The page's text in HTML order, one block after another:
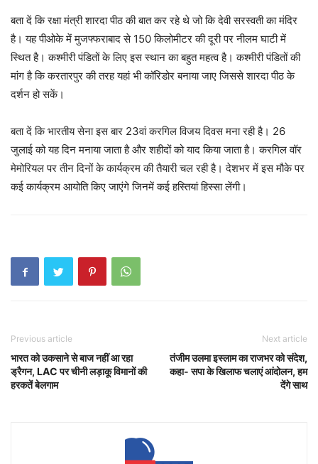
बता दें कि रक्षा मंत्री शारदा पीठ की बात कर रहे थे जो कि देवी सरस्वती का मंदिर
है। यह पीओके में मुजफ्फराबाद से 150 किलोमीटर की दूरी पर नीलम घाटी में
स्थित है। कश्मीरी पंडितों के लिए इस स्थान का बहुत महत्व है। कश्मीरी पंडितों की
मांग है कि करतारपुर की तरह यहां भी कॉरिडोर बनाया जाए जिससे शारदा पीठ के
दर्शन हो सकें।
बता दें कि भारतीय सेना इस बार 23वां करगिल विजय दिवस मना रही है। 26
जुलाई को यह दिन मनाया जाता है और शहीदों को याद किया जाता है। करगिल वॉर
मेमोरियल पर तीन दिनों के कार्यक्रम की तैयारी चल रही है। देशभर में इस मौके पर
कई कार्यक्रम आयोति किए जाएंगे जिनमें कई हस्तियां हिस्सा लेंगी।
Previous article
भारत को उकसाने से बाज नहीं आ रहा
ड्रैगन, LAC पर चीनी लड़ाकू विमानों की
हरकतें बेलगाम
Next article
तंजीम उलमा इस्लाम का राजभर को संदेश,
कहा- सपा के खिलाफ चलाएं आंदोलन, हम
देंगे साथ